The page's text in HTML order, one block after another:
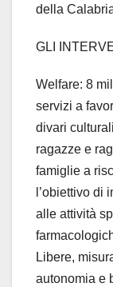
della
GLI
Welfare: 8
servizi a
divari
ragazze e
famiglie a
l’obiettivo di
alle attività
Libere,
autonomia e